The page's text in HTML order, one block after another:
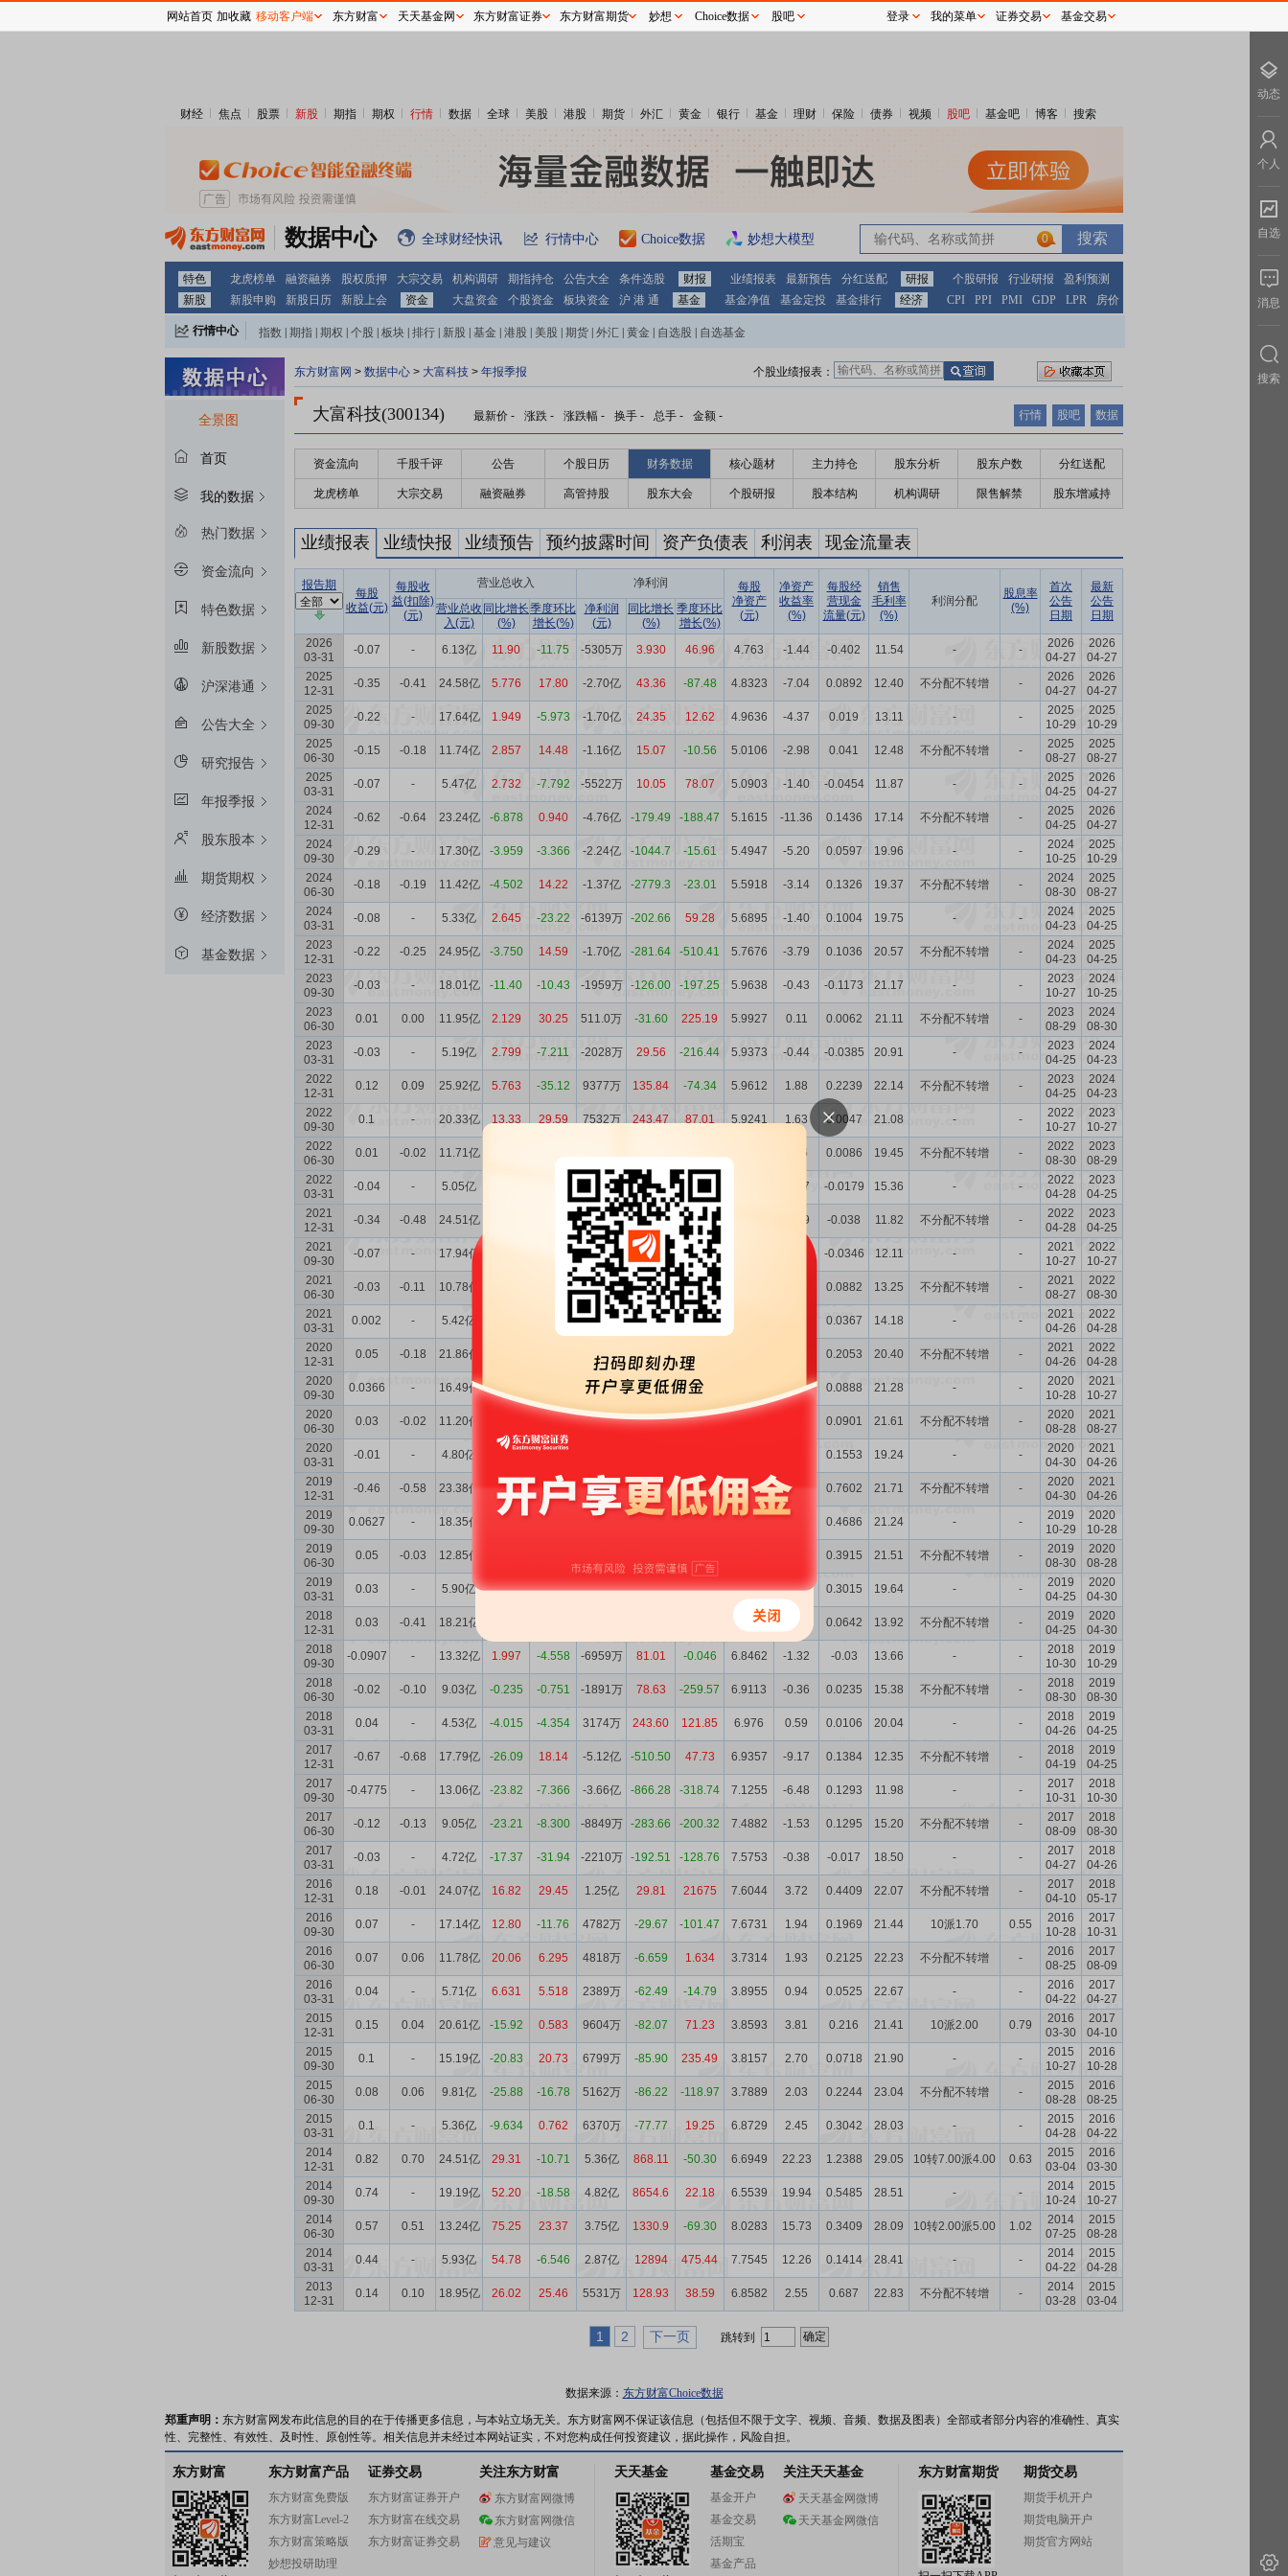
财经 焦点 股票 新股 期指 期权 行情 数据 全球 美股 港股 期货 外汇 黄金 银行 基金 理财 保险 债券 视频 股吧 基金吧 博客 搜索
数据中心 全球财经快讯 行情中心 Choice数据 妙想大模型 0
特色 龙虎榜单 融资融券 股权质押 大宗交易 机构调研 期指持仓 公告大全 条件选股 财报 业绩报表 最新预告 分红送配 研报 个股研报 行业研报
盈利预测
新股
新股申购 新股日历 新股上会 资金 大盘资金 个股资金 板块资金 沪 港 通 基金 基金净值 基金定投 基金排行 经济 CPI PPI PMI GDP LPR 房价
行情中心 指数 期指 期权 个股 板块 排行 新股 基金 港股 美股 期货 外汇 黄金 自选股 自选基金
全景图
首页
我的数据
热门数据
资金流向
特色数据
新股数据
沪深港通
公告大全
研究报告
年报季报
股东股本
期货期权
经济数据
基金数据
东方财富网 > 数据中心 > 大富科技 > 年报季报 个股业绩报表：
大富科技(300134) 最新价 - 涨跌 - 涨跌幅 - 换手 - 总手 - 金额 - 行情 股吧 数据
资金流向 千股千评 公告 个股日历 财务数据 核心题材 主力持仓 股东分析 股东户数 分红送配
龙虎榜单 大宗交易 融资融券 高管持股 股东大会 个股研报 股本结构 机构调研 限售解禁 股东增减持
业绩报表 业绩快报 业绩预告 预约披露时间 资产负债表 利润表 现金流量表
报告期
每股
收益(元)
每股收
益(扣除)
(元)
营业总收入 净利润
每股
净资产
(元)
净资产
收益率
(%)
每股经
营现金
流量(元)
销售
毛利率
(%)
利润分配
股息率
(%)
首次
公告
日期
最新
公告
日期
营业总收
入(元)
同比增长
(%)
季度环比
增长(%)
净利润
(元)
同比增长
(%)
季度环比
增长(%)
2026
03-31
-0.07 - 6.13亿 11.90 -11.75 -5305万 3.930 46.96 4.763 -1.44 -0.402 11.54 - -
2026
04-27
2026
04-27
2025
12-31
-0.35 -0.41 24.58亿 5.776 17.80 -2.70亿 43.36 -87.48 4.8323 -7.04 0.0892 12.40 不分配不转增 -
2026
04-27
2026
04-27
2025
09-30
-0.22 - 17.64亿 1.949 -5.973 -1.70亿 24.35 12.62 4.9636 -4.37 0.019 13.11 - -
2025
10-29
2025
10-29
2025
06-30
-0.15 -0.18 11.74亿 2.857 14.48 -1.16亿 15.07 -10.56 5.0106 -2.98 0.041 12.48 不分配不转增 -
2025
08-27
2025
08-27
2025
03-31
-0.07 - 5.47亿 2.732 -7.792 -5522万 10.05 78.07 5.0903 -1.40 -0.0454 11.87 - -
2025
04-25
2026
04-27
2024
12-31
-0.62 -0.64 23.24亿 -6.878 0.940 -4.76亿 -179.49 -188.47 5.1615 -11.36 0.1436 17.14 不分配不转增 -
2025
04-25
2026
04-27
2024
09-30
-0.29 - 17.30亿 -3.959 -3.366 -2.24亿 -1044.7 -15.61 5.4947 -5.20 0.0597 19.96 - -
2024
10-25
2025
10-29
2024
06-30
-0.18 -0.19 11.42亿 -4.502 14.22 -1.37亿 -2779.3 -23.01 5.5918 -3.14 0.1326 19.37 不分配不转增 -
2024
08-30
2025
08-27
2024
03-31
-0.08 - 5.33亿 2.645 -23.22 -6139万 -202.66 59.28 5.6895 -1.40 0.1004 19.75 - -
2024
04-23
2025
04-25
2023
12-31
-0.22 -0.25 24.95亿 -3.750 14.59 -1.70亿 -281.64 -510.41 5.7676 -3.79 0.1036 20.57 不分配不转增 -
2024
04-23
2025
04-25
2023
09-30
-0.03 - 18.01亿 -11.40 -10.43 -1959万 -126.00 -197.25 5.9638 -0.43 -0.1173 21.17 - -
2023
10-27
2024
10-25
2023
06-30
0.01 0.00 11.95亿 2.129 30.25 511.0万 -31.60 225.19 5.9927 0.11 0.0062 21.11 不分配不转增 -
2023
08-29
2024
08-30
2023
03-31
-0.03 - 5.19亿 2.799 -7.211 -2028万 29.56 -216.44 5.9373 -0.44 -0.0385 20.91 - -
2023
04-25
2024
04-23
2022
12-31
0.12 0.09 25.92亿 5.763 -35.12 9377万 135.84 -74.34 5.9612 1.88 0.2239 22.14 不分配不转增 -
2023
04-25
2024
04-23
2022
09-30
0.1 - 20.33亿 13.33 29.59 7532万 243.47 87.01 5.9241 1.63 0.0047 21.08 - -
2022
10-27
2023
10-27
2022
06-30
0.01 -0.02 11.71亿 0.16 0.0086 19.45 不分配不转增 -
2022
08-30
2023
08-29
2022
03-31
-0.04 - 5.05亿 -2879万 -1926.1 -0.57 -0.0179 15.36 - -
2022
04-28
2023
04-25
2021
12-31
-0.34 -0.48 24.51亿 -8.995 -2.59亿 -914.42 -410.51 -5.09 -0.038 11.82 不分配不转增 -
2022
04-28
2023
04-25
2021
09-30
-0.07 - 17.94亿 34.12 -5262万 -372.39 -41.84 -0.0346 12.11 - -
2021
10-27
2022
10-27
2021
06-30
-0.03 -0.11 10.78亿 -4.838 -2097万 -253.85 -445.12 0.0882 13.25 不分配不转增 -
2021
08-27
2022
08-30
2021
03-31
0.002 - 5.42亿 0.508 157.2万 23.52 -172.40 0.0367 14.18 - -
2021
04-26
2022
04-28
2020
12-31
0.05 -0.18 21.86亿 3555万 110.03 36.26 0.2053 20.40 不分配不转增 -
2021
04-26
2022
04-28
2020
09-30
0.0366 - 16.49亿 -10.11 2810万 -41.62 -81.57 0.56 0.0888 21.28 - -
2020
10-28
2021
10-27
2020
06-30
0.03 -0.02 11.20亿 33.27 2263万 -45.14 520.70 6.5383 0.0901 21.61 不分配不转增 -
2020
08-28
2021
08-27
2020
03-31
-0.01 - 4.80亿 -4.501 0.1553 19.24 - -
2020
04-30
2021
04-26
2019
12-31
-0.46 -0.58 23.38亿 28.33 -8.430 -3.55亿 -1534.9 -5951.4 6.5089 -6.85 0.7602 21.71 不分配不转增 -
2020
04-30
2021
04-26
2019
09-30
0.0627 - 18.35亿 0.4686 21.24 - -
2019
10-29
2020
10-28
2019
06-30
0.05 -0.03 12.85亿 0.3915 21.51 不分配不转增 -
2019
08-30
2020
08-28
2019
03-31
0.03 - 5.90亿 30.18 20.42 2230万 -29.75 -76.35 6.9997 0.42 0.3015 19.64 - -
2019
04-25
2020
04-30
2018
12-31
0.03 -0.41 18.21亿 6.9707 0.46 0.0642 13.92 不分配不转增 -
2019
04-25
2020
04-30
2018
09-30
-0.0907 - 13.32亿 1.997 -4.558 -6959万 81.01 -0.046 6.8462 -1.32 -0.03 13.66 - -
2018
10-30
2019
10-29
2018
06-30
-0.02 -0.10 9.03亿 -0.235 -0.751 -1891万 78.63 -259.57 6.9113 -0.36 0.0235 15.38 不分配不转增 -
2018
08-30
2019
08-30
2018
03-31
0.04 - 4.53亿 -4.015 -4.354 3174万 243.60 121.85 6.976 0.59 0.0106 20.04 - -
2018
04-26
2019
04-25
2017
12-31
-0.67 -0.68 17.79亿 -26.09 18.14 -5.12亿 -510.50 47.73 6.9357 -9.17 0.1384 12.35 不分配不转增 -
2018
04-19
2019
04-25
2017
09-30
-0.4775 - 13.06亿 -23.82 -7.366 -3.66亿 -866.28 -318.74 7.1255 -6.48 0.1293 11.98 - -
2017
10-31
2018
10-30
2017
06-30
-0.12 -0.13 9.05亿 -23.21 -8.300 -8849万 -283.66 -200.32 7.4882 -1.53 0.1295 15.20 不分配不转增 -
2017
08-09
2018
08-30
2017
03-31
-0.03 - 4.72亿 -17.37 -31.94 -2210万 -192.51 -128.76 7.5753 -0.38 -0.017 18.50 - -
2017
04-27
2018
04-26
2016
12-31
0.18 -0.01 24.07亿 16.82 29.45 1.25亿 29.81 21675 7.6044 3.72 0.4409 22.07 不分配不转增 -
2017
04-10
2018
05-17
2016
09-30
0.07 - 17.14亿 12.80 -11.76 4782万 -29.67 -101.47 7.6731 1.94 0.1969 21.44 10派1.70 0.55
2016
10-28
2017
10-31
2016
06-30
0.07 0.06 11.78亿 20.06 6.295 4818万 -6.659 1.634 3.7314 1.93 0.2125 22.23 不分配不转增 -
2016
08-25
2017
08-09
2016
03-31
0.04 - 5.71亿 6.631 5.518 2389万 -62.49 -14.79 3.8955 0.94 0.0525 22.67 - -
2016
04-22
2017
04-27
2015
12-31
0.15 0.04 20.61亿 -15.92 0.583 9604万 -82.07 71.23 3.8593 3.81 0.216 21.41 10派2.00 0.79
2016
03-30
2017
04-10
2015
09-30
0.1 - 15.19亿 -20.83 20.73 6799万 -85.90 235.49 3.8157 2.70 0.0718 21.90 - -
2015
10-27
2016
10-28
2015
06-30
0.08 0.06 9.81亿 -25.88 -16.78 5162万 -86.22 -118.97 3.7889 2.03 0.2244 23.04 不分配不转增 -
2015
08-28
2016
08-25
2015
03-31
0.1 - 5.36亿 -9.634 0.762 6370万 -77.77 19.25 6.8729 2.45 0.3042 28.03 - -
2015
04-28
2016
04-22
2014
12-31
0.82 0.70 24.51亿 29.31 -10.71 5.36亿 868.11 -50.30 6.6949 22.23 1.2388 29.05 10转7.00派4.00 0.63
2015
03-04
2016
03-30
2014
09-30
0.74 - 19.19亿 52.20 -18.58 4.82亿 8654.6 22.18 6.5539 19.94 0.5485 28.51 - -
2014
10-24
2015
10-27
2014
06-30
0.57 0.51 13.24亿 75.25 23.37 3.75亿 1330.9 -69.30 8.0283 15.73 0.3409 28.09 10转2.00派5.00 1.02
2014
07-25
2015
08-28
2014
03-31
0.44 - 5.93亿 54.78 -6.546 2.87亿 12894 475.44 7.7545 12.26 0.1414 28.41 - -
2014
04-22
2015
04-28
2013
12-31
0.14 0.10 18.95亿 26.02 25.46 5531万 128.93 38.59 6.8582 2.55 0.687 22.83 不分配不转增 -
2014
03-28
2015
03-04
1 2 下一页 跳转到
数据来源： 东方财富Choice数据
郑重声明： 东方财富网发布此信息的目的在于传播更多信息，与本站立场无关。东方财富网不保证该信息（包括但不限于文字、视频、音频、数据及图表）全部或者部分内容的准确性、真实
性、完整性、有效性、及时性、原创性等。相关信息并未经过本网站证实，不对您构成任何投资建议，据此操作，风险自担。
东方财富 东方财富产品
东方财富免费版
东方财富Level-2
东方财富策略版
妙想投研助理
证券交易
东方财富证券开户
东方财富在线交易
东方财富证券交易
关注东方财富
东方财富网微博
东方财富网微信
意见与建议
天天基金 基金交易
基金开户
基金交易
活期宝
基金产品
关注天天基金
天天基金网微博
天天基金网微信
东方财富期货 期货交易
期货手机开户
期货电脑开户
期货官方网站
网站首页 加收藏 移动客户端 东方财富 天天基金网 东方财富证券 东方财富期货 妙想 Choice数据 股吧 登录 我的菜单 证券交易 基金交易
动态
个人
自选
消息
搜索